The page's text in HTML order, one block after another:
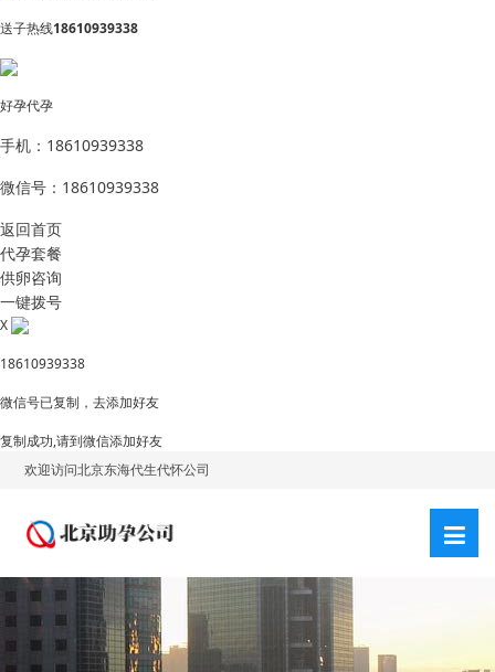
送子热线18610939338
好孕代孕
手机：18610939338
微信号：18610939338
返回首页
代孕套餐
供卵咨询
一键拨号
X
18610939338
微信号已复制，去添加好友
复制成功,请到微信添加好友
欢迎访问北京东海代生代怀公司